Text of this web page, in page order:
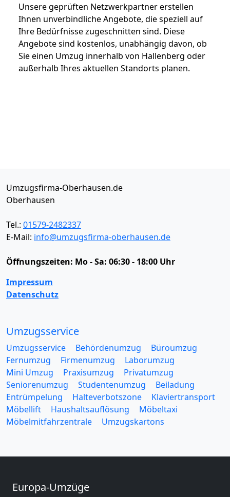
Unsere geprüften Netzwerkpartner erstellen
Ihnen unverbindliche Angebote, die speziell auf
Ihre Bedürfnisse zugeschnitten sind. Diese
Angebote sind kostenlos, unabhängig davon, ob
Sie einen Umzug innerhalb von Hallenberg oder
außerhalb Ihres aktuellen Standorts planen.
Umzugsfirma-Oberhausen.de
Oberhausen
Tel.: 01579-2482337
E-Mail: info@umzugsfirma-oberhausen.de
Öffnungszeiten: Mo - Sa: 06:30 - 18:00 Uhr
Impressum
Datenschutz
Umzugsservice
Umzugsservice Behördenumzug
Büroumzug
Fernumzug
Firmenumzug
Laborumzug
Mini Umzug
Praxisumzug
Privatumzug
Seniorenumzug
Studentenumzug
Beiladung
Entrümpelung
Halteverbotszone
Klaviertransport
Möbellift
Haushaltsauflösung
Möbeltaxi
Möbelmitfahrzentrale
Umzugskartons
Europa-Umzüge